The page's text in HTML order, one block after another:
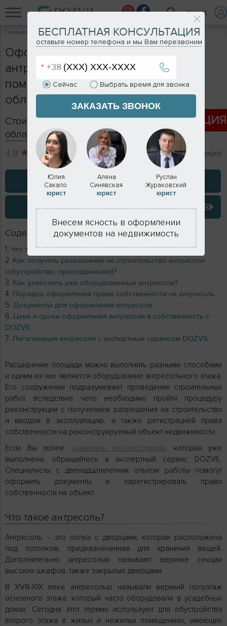
RU UK
Главная Услуги Узаконить антресоль
ВИДЕО ОТЗЫВЫ
ЗАКАЗАТЬ КОНСУЛЬТАЦИЮ
Оформление (узаконивание)
антресоли в квартире, нежилом
помещении в Киеве и Киевской
области в 2026 году
Стоимость оформления в Киеве и Киевской
области - формируется индивидуально
4,9
713 отзывов 114203
Содержание
Что такое антресоль?
Как получить разрешение на строительство антресоли
(обустройство, присоединение)?
Как узаконить уже оборудованные антресоли?
Порядок оформления права собственности на антресоль
Документы для оформления антресоли
Цена и сроки оформления антресоли в собственность с
DOZVIL
Легализация антресоли с экспертным сервисом DOZVIL
Расширение площади можно выполнить разными способами
и одним из них является оборудование антресольного этажа.
Его сооружение подразумевает проведение строительных
работ, вследствие чего необходимо пройти процедуру
реконструкции с получением разрешения на строительство
и вводом в эксплуатацию, а также регистрацией права
собственности на реконструируемый объект недвижимости.
Если Вы хотите узаконить реконструкцию, которая уже
выполнена, обращайтесь в экспертный сервис DOZVIL.
Специалисты с двенадцатилетним опытом работы помогут
оформить документы и зарегистрировать право
собственности на объект.
Что такое антресоль?
Антресоль – это полка с дверцами, которая расположена
под потолком, предназначенная для хранения вещей.
Дополнительно антресолью называют верхние секции
высоких шкафов, также закрытые дверцами.
В XVIII-XIX веке антресолью называли верхний полуэтаж
основного этажа, который часто оборудовали в усадебных
домах. Сегодня этот термин используют для обустройства
второго этажа в жилых и нежилых помещениях, имеющих
АКЦИЯ
БЕСПЛАТНАЯ КОНСУЛЬТАЦИЯ
оставьте номер телефона и мы Вам перезвоним
Сейчас Выбрать время для звонка
ЗАКАЗАТЬ ЗВОНОК
Юлия
Сакало
юрист
Алена
Синявская
юрист
Руслан
Жураковский
юрист
Внесем ясность в оформлении
документов на недвижимость